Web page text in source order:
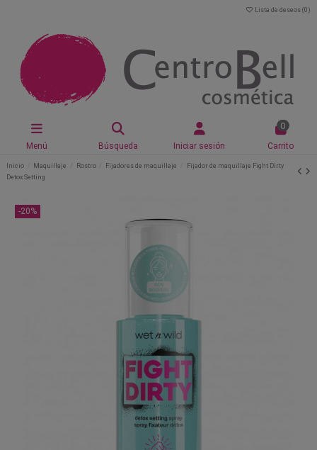
Lista de deseos (0 )
Menú Búsqueda Iniciar sesión
0
Carrito
Inicio Maquillaje Rostro Fijadores de maquillaje
Fijador de maquillaje Fight Dirty
Detox Setting
-20%